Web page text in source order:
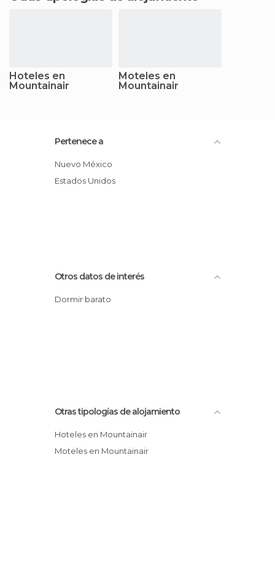
Hoteles en
Mountainair
Moteles en
Mountainair
Pertenece a
Nuevo México
Estados Unidos
Otros datos de interés
Dormir barato
Otras tipologías de alojamiento
Hoteles en Mountainair
Moteles en Mountainair